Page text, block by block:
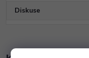
Diskuse